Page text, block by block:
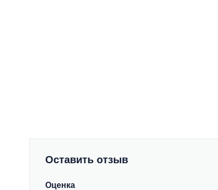
Оставить отзыв
Оценка